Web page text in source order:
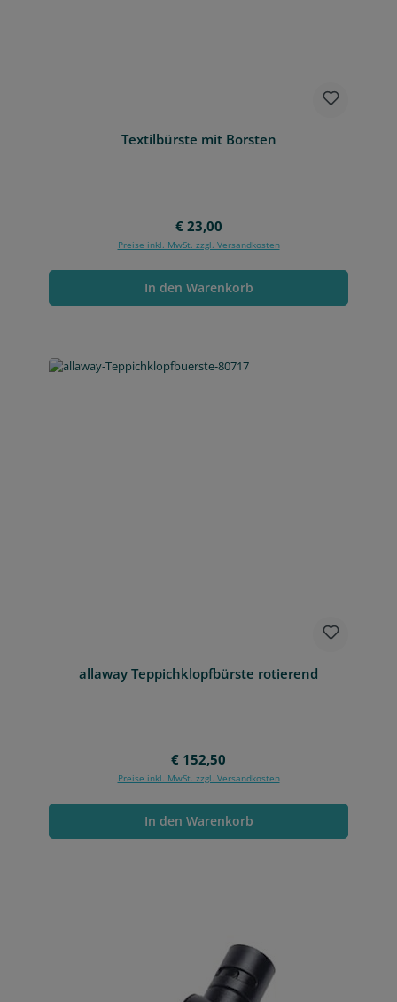
Textilbürste mit Borsten
Regulärer Preis:
€ 23,00
Preise inkl. MwSt. zzgl. Versandkosten
In den Warenkorb
allaway Teppichklopfbürste rotierend
Regulärer Preis:
€ 152,50
Preise inkl. MwSt. zzgl. Versandkosten
In den Warenkorb